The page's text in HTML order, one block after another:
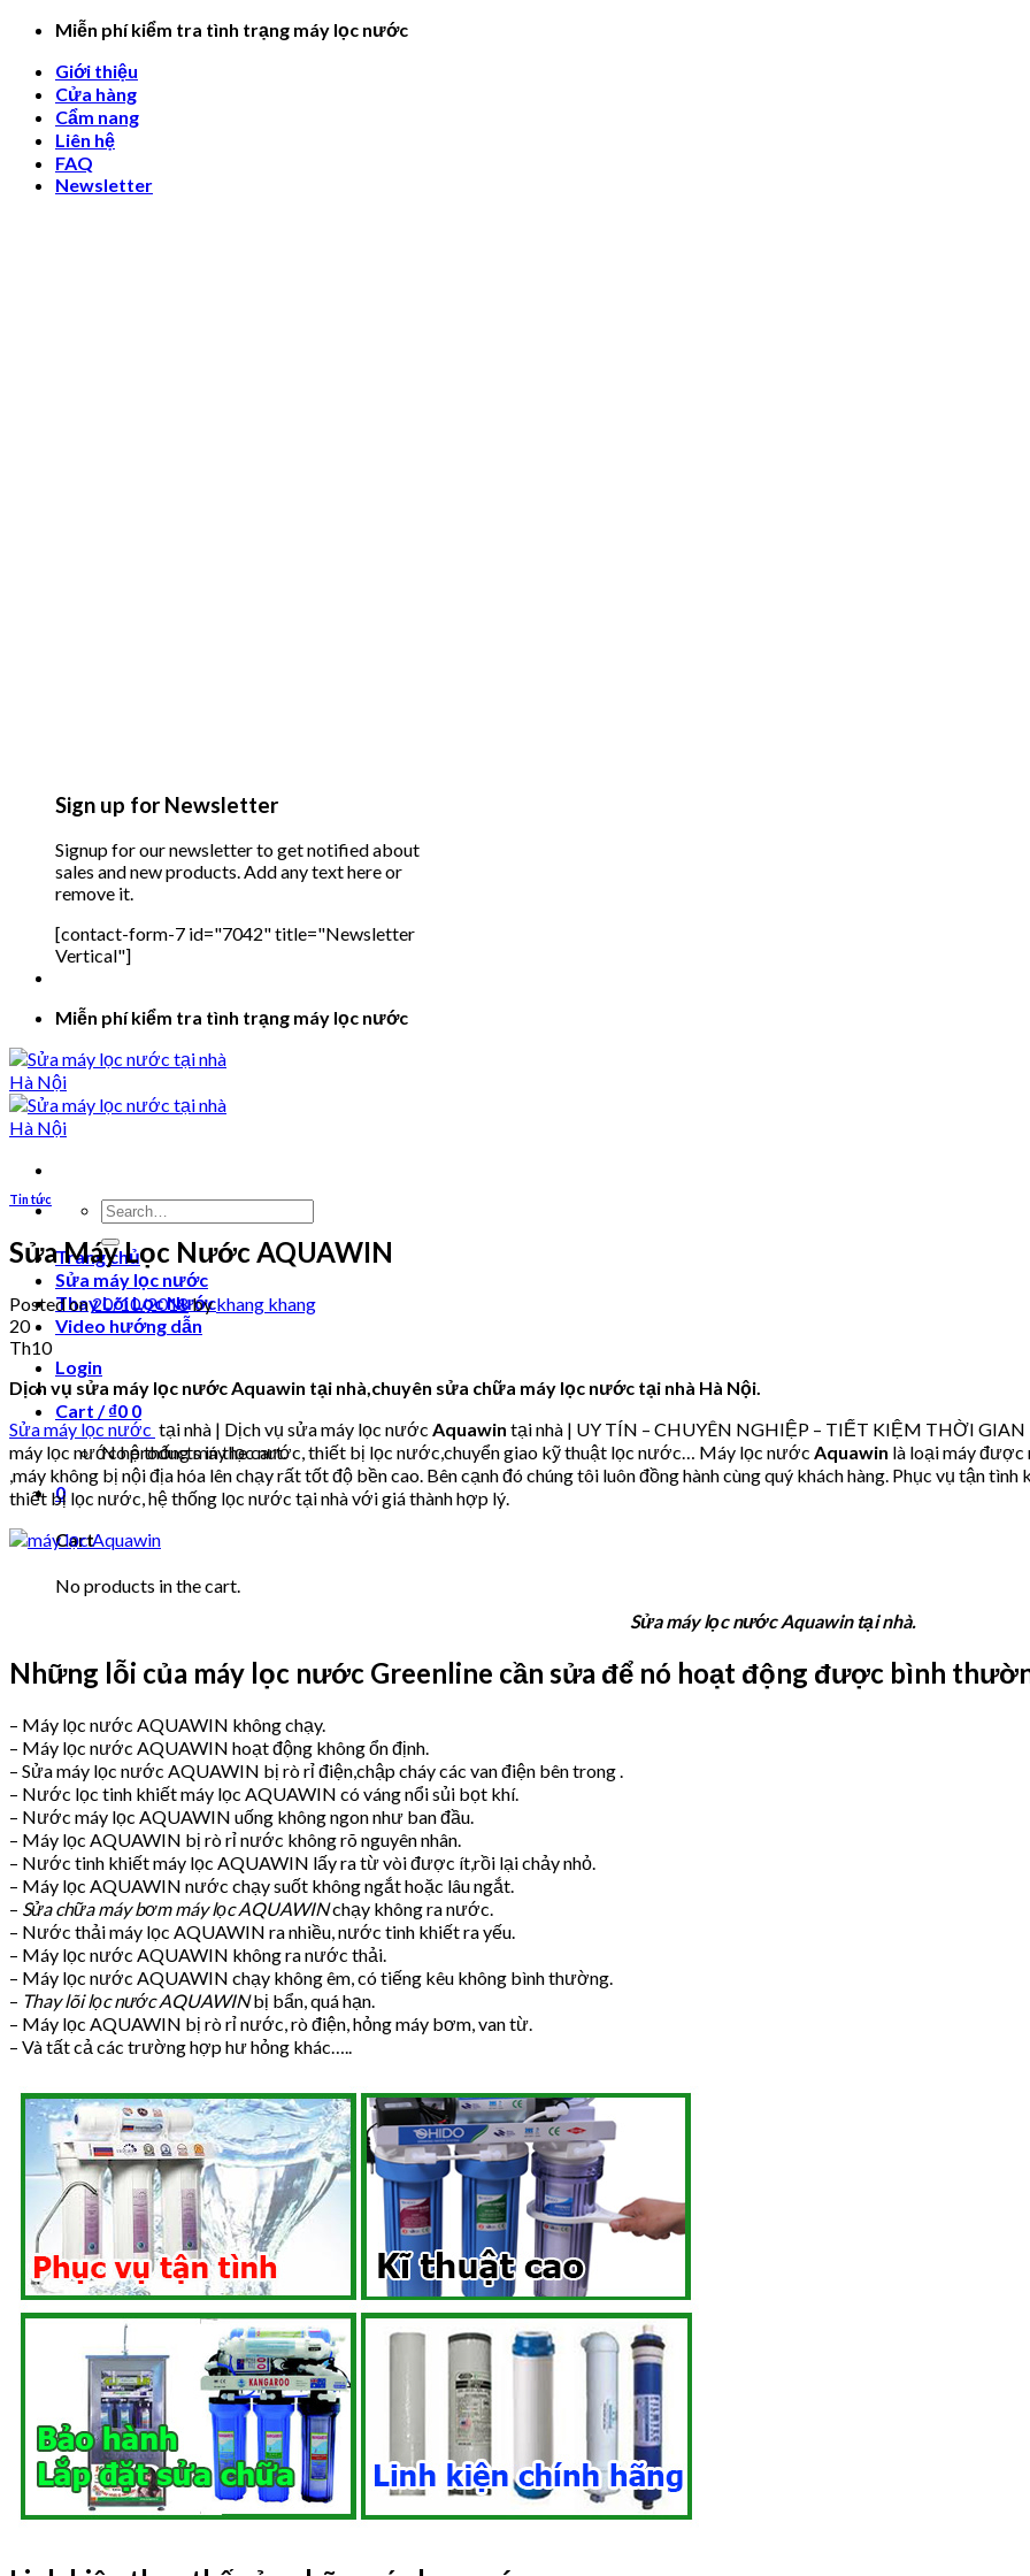
Skip
content
Miễn phí kiểm tra tình trạng máy lọc nước
Giới thiệu
Cửa hàng
Cẩm nang
Liên hệ
FAQ
Newsletter
Sign up for Newsletter
Signup for our newsletter to get notified about
sales and new products. Add any text here or
remove it.
[contact-form-7 id="7042" title="Newsletter
Vertical"]
Miễn phí kiểm tra tình trạng máy lọc nước
Search
for:
Trang chủ
Sửa máy lọc nước
Thay Lõi Lọc Nước
Video hướng dẫn
Login
Cart /₫0 0
No products in the cart.
0
Cart
No products in the cart.
Tin tức
Sửa Máy Lọc Nước AQUAWIN
Posted on20/10/2018bykhang khang
20
Th10
Dịch vụ sửa máy lọc nước Aquawin tại nhà,chuyên sửa chữa máy lọc nước tại nhà Hà Nội.
Sửa máy lọc nước tại nhà | Dịch vụ sửa máy lọc nước Aquawin tại nhà | UY TÍN – CHUYÊN NGHIỆP – TIẾT KIỆM THỜI GIAN
máy lọc nước hệ thống máy lọc nước, thiết bị lọc nước,chuyển giao kỹ thuật lọc nước… Máy lọc nước Aquawin là loại máy được
,máy không bị nội địa hóa lên chạy rất tốt độ bền cao. Bên cạnh đó chúng tôi luôn đồng hành cùng quý khách hàng. Phục vụ tận
thiết bị lọc nước, hệ thống lọc nước tại nhà với giá thành hợp lý.
Sửa máy lọc nước Aquawin tại nhà.
Những lỗi của máy lọc nước Greenline cần sửa để nó hoạt động được bình
– Máy lọc nước AQUAWIN không chạy.
– Máy lọc nước AQUAWIN hoạt động không ổn định.
– Sửa máy lọc nước AQUAWIN bị rò rỉ điện,chập cháy các van điện bên trong .
– Nước lọc tinh khiết máy lọc AQUAWIN có váng nổi sủi bọt khí.
– Nước máy lọc AQUAWIN uống không ngon như ban đầu.
– Máy lọc AQUAWIN bị rò rỉ nước không rõ nguyên nhân.
– Nước tinh khiết máy lọc AQUAWIN lấy ra từ vòi được ít,rồi lại chảy nhỏ.
– Máy lọc AQUAWIN nước chạy suốt không ngắt hoặc lâu ngắt.
– Sửa chữa máy bơm máy lọc AQUAWINchạy không ra nước.
– Nước thải máy lọc AQUAWIN ra nhiều, nước tinh khiết ra yếu.
– Máy lọc nước AQUAWIN không ra nước thải.
– Máy lọc nước AQUAWIN chạy không êm, có tiếng kêu không bình thường.
– Thay lõi lọc nước AQUAWINbị bẩn, quá hạn.
– Máy lọc AQUAWIN bị rò rỉ nước, rò điện, hỏng máy bơm, van từ.
– Và tất cả các trường hợp hư hỏng khác…..